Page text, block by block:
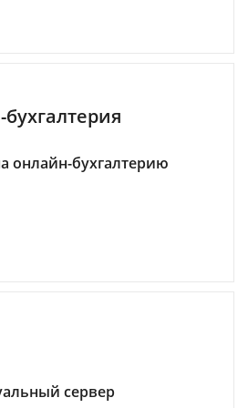
онлайн-бухгалтерию
сервер